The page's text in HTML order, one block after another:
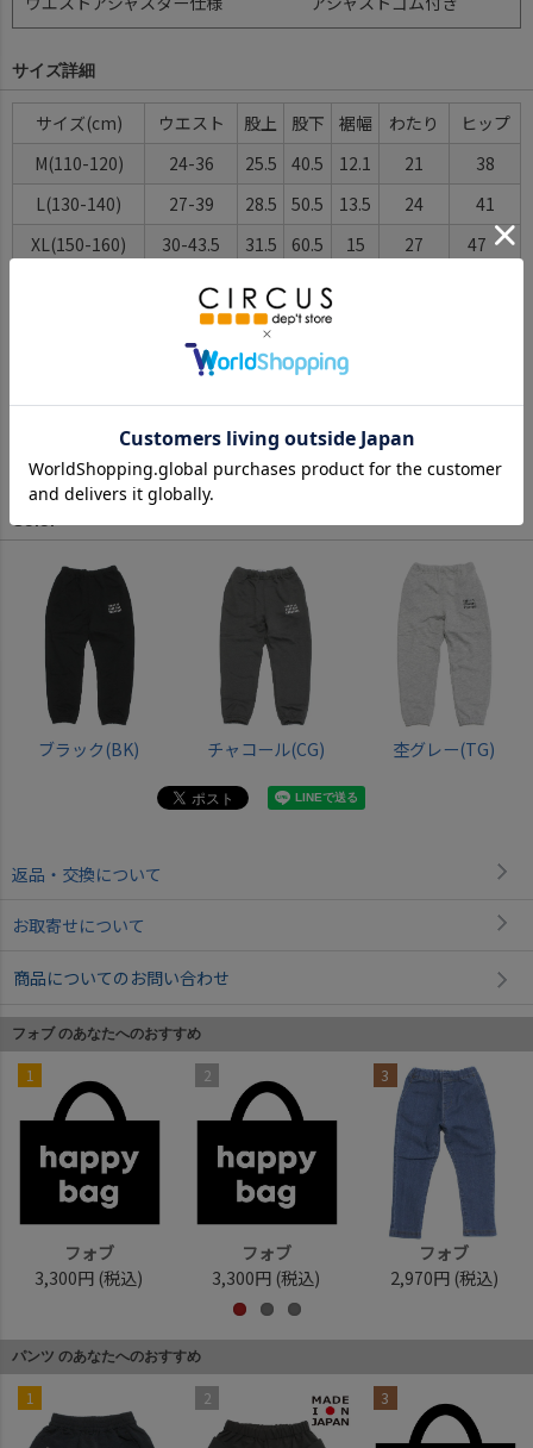
サイズ詳細
サイズ(cm) ウエスト 股上 股下 裾幅 わたり
ヒップ
M(110-120)
24-36 25.5 40.5 12.1 21
38
L(130-140)
27-39 28.5 50.5 13.5 24
41
XL(150-160)
30-43.5 31.5 60.5 15 27
47
33-46.5 33.5 68.5
※BCはバックセンター（首から裾までの後中心）です。
※SNPはサイドネックポイント（肩から裾までの直線で計測した長
サイズ詳細について
Color
ブラック(BK) チャコール(CG) 杢グレー(TG)
返品・交換について
お取寄せについて
商品についてのお問い合わせ
フォブ のあなたへのおすすめ
1
フォブ
3,300円 (税込)
2
フォブ
3,300円 (税込)
3
フォブ
2,970円 (税込)
パンツ のあなたへのおすすめ
1 2 3